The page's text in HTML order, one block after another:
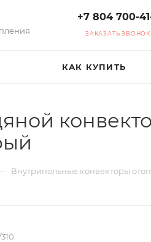
+7 804 700-
ЗАКАЗАТЬ ЗВОНОК
КАК КУПИТЬ
Внутрипольные конвекторы